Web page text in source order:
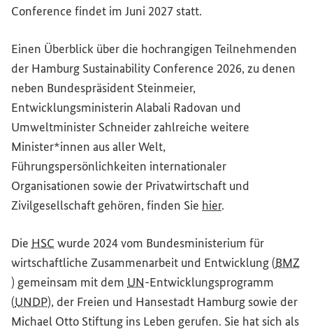
Conference findet im Juni 2027 statt.
Einen Überblick über die hochrangigen Teilnehmenden
der Hamburg Sustainability Conference 2026, zu denen
neben Bundespräsident Steinmeier,
Entwicklungsministerin Alabali Radovan und
Umweltminister Schneider zahlreiche weitere
Minister*innen aus aller Welt,
Führungspersönlichkeiten internationaler
Organisationen sowie der Privatwirtschaft und
Zivilgesellschaft gehören, finden Sie hier.
Die HSC wurde 2024 vom Bundesministerium für
wirtschaftliche Zusammenarbeit und Entwicklung (BMZ
) gemeinsam mit dem UN-Entwicklungsprogramm
(UNDP), der Freien und Hansestadt Hamburg sowie der
Michael Otto Stiftung ins Leben gerufen. Sie hat sich als